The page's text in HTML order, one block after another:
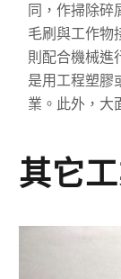
同，作掃除碎
毛刷與工作物
則配合機械進
是用工程塑膠
業。此外，大
其它